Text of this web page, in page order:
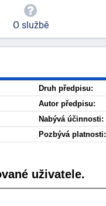
Druh předpisu:
Autor předpisu:
Nabývá účinnosti:
Pozbývá platnosti:
uživatele.
O službě